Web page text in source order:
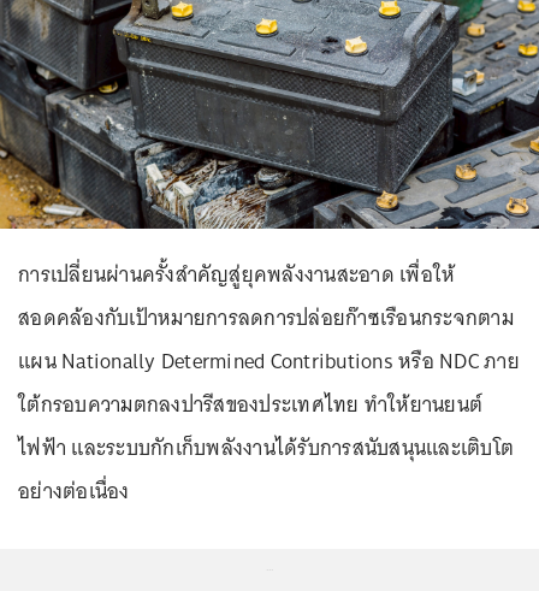
การเปลี่ยนผ่านครั้งสำคัญสู่ยุคพลังงานสะอาด เพื่อให้
สอดคล้องกับเป้าหมายการลดการปล่อยก๊าซเรือนกระจกตาม
แผน Nationally Determined Contributions หรือ NDC ภาย
ใต้กรอบความตกลงปารีสของประเทศไทย ทำให้ยานยนต์
ไฟฟ้า และระบบกักเก็บพลังงานได้รับการสนับสนุนและเติบโต
อย่างต่อเนื่อง